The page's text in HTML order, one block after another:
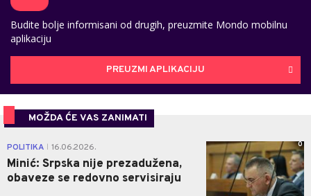
Budite bolje informisani od drugih, preuzmite Mondo mobilnu
aplikaciju
PREUZMI APLIKACIJU
MOŽDA ĆE VAS ZANIMATI
POLITIKA 16.06.2026.
Minić: Srpska nije prezadužena,
obaveze se redovno servisiraju
0